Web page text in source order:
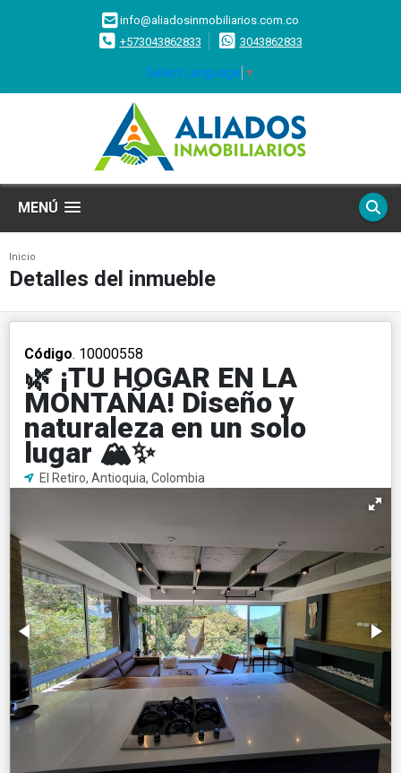
info@aliadosinmobiliarios.com.co
+573043862833
3043862833
Select Language ▼
MENÚ
Inicio
Detalles del inmueble
Código. 10000558
🌿 ¡TU HOGAR EN LA
MONTAÑA! Diseño y
naturaleza en un solo
lugar 🏔️✨
El Retiro, Antioquia, Colombia